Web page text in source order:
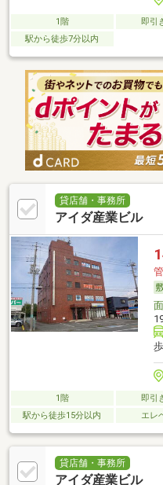
1階 即引
駅から徒歩7分以内
貸店舗・事務所
アイダ産業ビル
1階 即引
駅から徒歩15分以内
エレ
貸店舗・事務所
アイダ産業ビル